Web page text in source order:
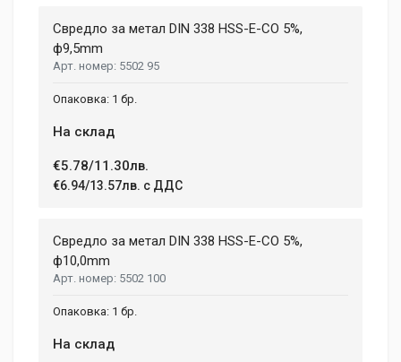
Свредло за метал DIN 338 HSS-E-CO 5%,
ф9,5mm
5502 95
1 бр.
На склад
€5.78/11.30лв.
€6.94/13.57лв. с ДДС
Свредло за метал DIN 338 HSS-E-CO 5%,
ф10,0mm
5502 100
1 бр.
На склад